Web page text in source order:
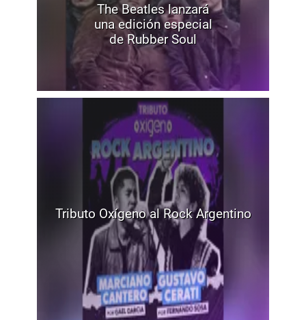
The Beatles lanzará
una edición especial
de Rubber Soul
Tributo Oxígeno al Rock Argentino